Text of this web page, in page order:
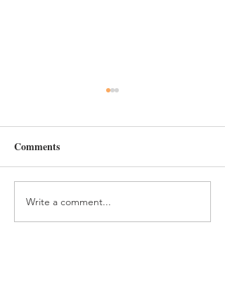
#197 人生で役に立つ財産
は失敗という経験 The
Comments
Write a comment...